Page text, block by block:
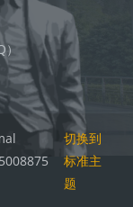
）
切换到
标准主
题